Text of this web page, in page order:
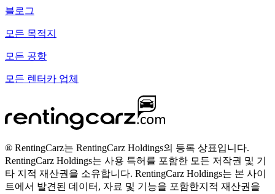
블로그
모든 목적지
모든 공항
모든 렌터카 업체
® RentingCarz는 RentingCarz Holdings의 등록 상표입니다.
RentingCarz Holdings는 사용 특허를 포함한 모든 저작권 및 기
타 지적 재산권을 소유합니다. RentingCarz Holdings는 본 사이
트에서 발견된 데이터, 자료 및 기능을 포함한지적 재산권을